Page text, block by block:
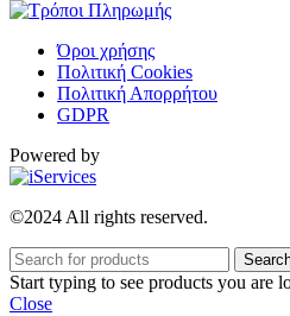
Όροι χρήσης
Πολιτική Cookies
Πολιτική Απορρήτου
GDPR
Powered by
©2024 All rights reserved.
Start typing to see products you are
Close